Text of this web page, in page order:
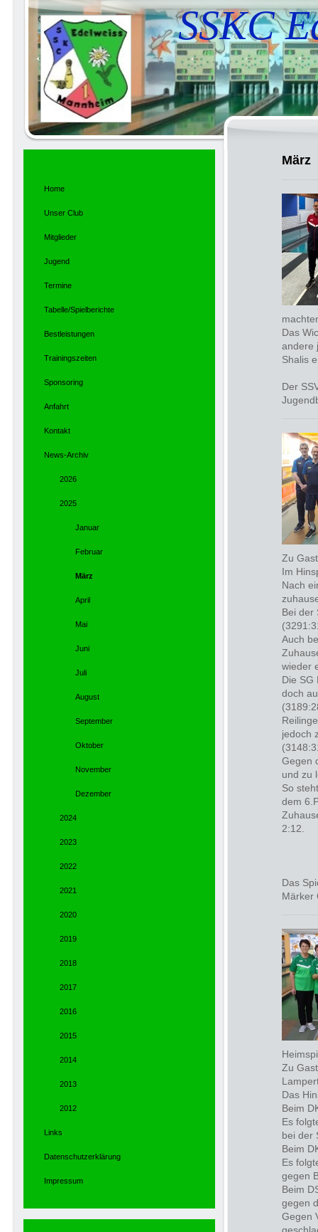
SSKC
März
Das
andere
Shalis
Der
Zu
Im
Nach
Bei der
Auch
wieder
Die SG
doch
jedoch
Gegen
und zu
So
dem
2:12.
Das
Märker
Zu
Das
Beim
Es
bei der
Beim
Es
gegen
Beim
gegen
Gegen
Home
Unser Club
Mitglieder
Jugend
Termine
Tabelle/Spielberichte
Bestleistungen
Trainingszeiten
Sponsoring
Anfahrt
Kontakt
News-Archiv
2026
2025
Januar
Februar
März
April
Mai
Juni
Juli
August
September
Oktober
November
Dezember
2024
2023
2022
2021
2020
2019
2018
2017
2016
2015
2014
2013
2012
Links
Datenschutzerklärung
Impressum